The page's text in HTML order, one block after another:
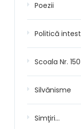
Poezii
Politică
Scoala Nr. 150
Silvănisme
Simţiri…